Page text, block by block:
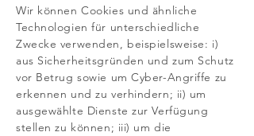
Wir können Cookies und ähnliche
Technologien für unterschiedliche
Zwecke verwenden, beispielsweise: i)
aus Sicherheitsgründen und zum Schutz
vor Betrug sowie um Cyber-Angriffe zu
erkennen und zu verhindern; ii) um
ausgewählte Dienste zur Verfügung
stellen zu können; iii) um die